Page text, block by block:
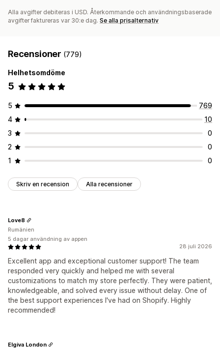
Alla avgifter debiteras i USD. Återkommande och användningsbaserade
avgifter faktureras var 30:e dag. Se alla prisalternativ
Recensioner (779)
Helhetsomdöme
5
5
769
4
10
3
0
2
0
1
0
Skriv en recension Alla recensioner
28 juli 2026
Excellent app and exceptional customer support! The team
responded very quickly and helped me with several
customizations to match my store perfectly. They were patient,
knowledgeable, and solved every issue without delay. One of
the best support experiences I've had on Shopify. Highly
recommended!
Love8
Rumänien
5 dagar användning av appen
Elgiva London